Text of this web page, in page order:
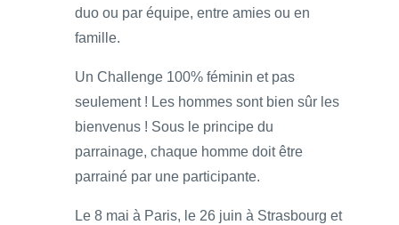
duo ou par équipe, entre amies ou en
famille.
Un Challenge 100% féminin et pas
seulement ! Les hommes sont bien sûr les
bienvenus ! Sous le principe du
parrainage, chaque homme doit être
parrainé par une participante.
Le 8 mai à Paris, le 26 juin à Strasbourg et